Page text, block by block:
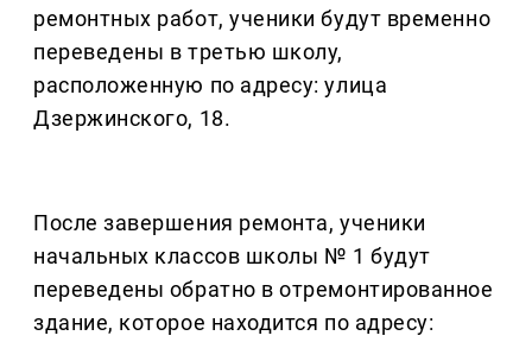
ремонтных работ, ученики будут временно
переведены в третью школу,
расположенную по адресу: улица
Дзержинского, 18.
После завершения ремонта, ученики
начальных классов школы № 1 будут
переведены обратно в отремонтированное
здание, которое находится по адресу: